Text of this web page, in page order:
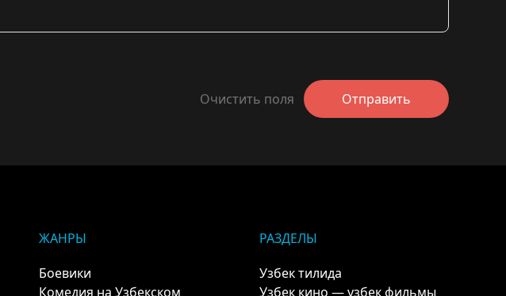
Очистить поля Отправить
ЖАНРЫ
Боевики
Комедия на Узбекском
РАЗДЕЛЫ
Узбек тилида
Узбек кино — узбек фильмы